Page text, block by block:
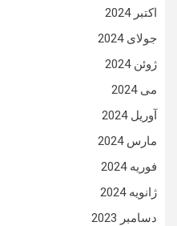
اکتبر 2024
جولای 2024
ژوئن 2024
می 2024
آوریل 2024
مارس 2024
فوریه 2024
ژانویه 2024
دسامبر 2023